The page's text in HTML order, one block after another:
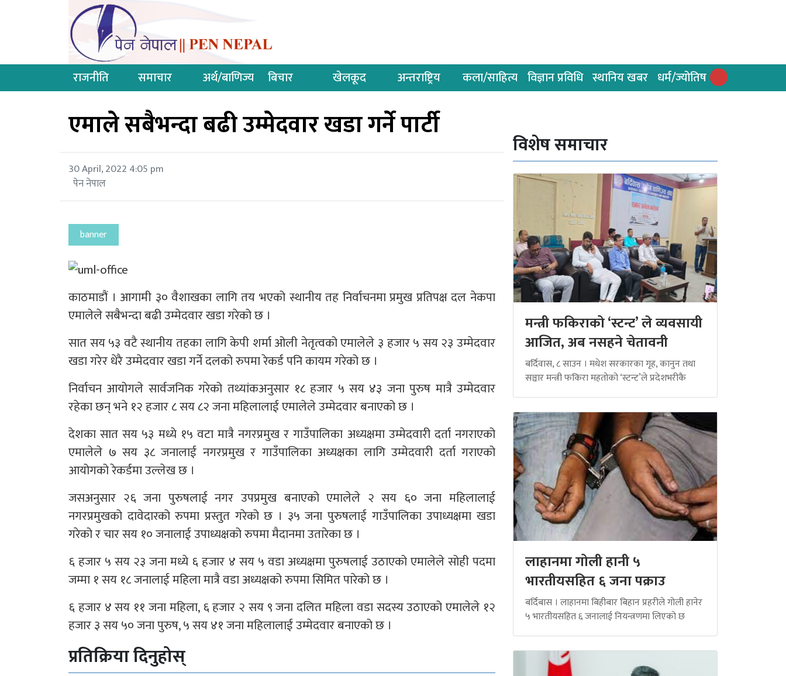
राजनीति समाचार अर्थ/बाणिज्य बिचार खेलकूद अन्तराष्ट्रिय कला/साहित्य विज्ञान प्रविधि स्थानिय खबर धर्म/ज्योतिष
एमाले सबैभन्दा बढी उम्मेदवार खडा गर्ने पार्टी
30 April, 2022 4:05 pm
पेन नेपाल
banner
काठमाडौं । आगामी ३० वैशाखका लागि तय भएको स्थानीय तह निर्वाचनमा प्रमुख प्रतिपक्ष दल नेकपा
एमालेले सबैभन्दा बढी उम्मेदवार खडा गरेको छ ।
सात सय ५३ वटै स्थानीय तहका लागि केपी शर्मा ओली नेतृत्वको एमालेले ३ हजार ५ सय २३ उम्मेदवार
खडा गरेर धेरै उम्मेदवार खडा गर्ने दलको रुपमा रेकर्ड पनि कायम गरेको छ ।
निर्वाचन आयोगले सार्वजनिक गरेको तथ्यांकअनुसार १८ हजार ५ सय ४३ जना पुरुष मात्रै उम्मेदवार
रहेका छन् भने १२ हजार ८ सय ८२ जना महिलालाई एमालेले उम्मेदवार बनाएको छ ।
देशका सात सय ५३ मध्ये १५ वटा मात्रै नगरप्रमुख र गाउँपालिका अध्यक्षमा उम्मेदवारी दर्ता नगराएको
एमालेले ७ सय ३८ जनालाई नगरप्रमुख र गाउँपालिका अध्यक्षका लागि उम्मेदवारी दर्ता गराएको
आयोगको रेकर्डमा उल्लेख छ ।
जसअनुसार २६ जना पुरुषलाई नगर उपप्रमुख बनाएको एमालेले २ सय ६० जना महिलालाई
नगरप्रमुखको दावेदारको रुपमा प्रस्तुत गरेको छ । ३५ जना पुरुषलाई गाउँपालिका उपाध्यक्षमा खडा
गरेको र चार सय १० जनालाई उपाध्यक्षको रुपमा मैदानमा उतारेका छ ।
६ हजार ५ सय २३ जना मध्ये ६ हजार ४ सय ५ वडा अध्यक्षमा पुरुषलाई उठाएको एमालेले सोही पदमा
जम्मा १ सय १८ जनालाई महिला मात्रै वडा अध्यक्षको रुपमा सिमित पारेको छ ।
६ हजार ४ सय ११ जना महिला, ६ हजार २ सय ९ जना दलित महिला वडा सदस्य उठाएको एमालेले १२
हजार ३ सय ५० जना पुरुष, ५ सय ४१ जना महिलालाई उम्मेदवार बनाएको छ ।
प्रतिक्रिया दिनुहोस्
विशेष समाचार
मन्त्री फकिराको ‘स्टन्ट’ ले व्यवसायी
आजित, अब नसहने चेतावनी
बर्दिवास, ८ साउन । मधेश सरकारका गृह, कानुन तथा
सञ्चार मन्त्री फकिरा महतोको ‘स्टन्ट’ले प्रदेशभरीकै
लाहानमा गोली हानी ५
भारतीयसहित ६ जना पक्राउ
बर्दिबास । लाहानमा बिहीबार बिहान प्रहरीले गोली हानेर
५ भारतीयसहित ६ जनालाई नियन्त्रणमा लिएको छ